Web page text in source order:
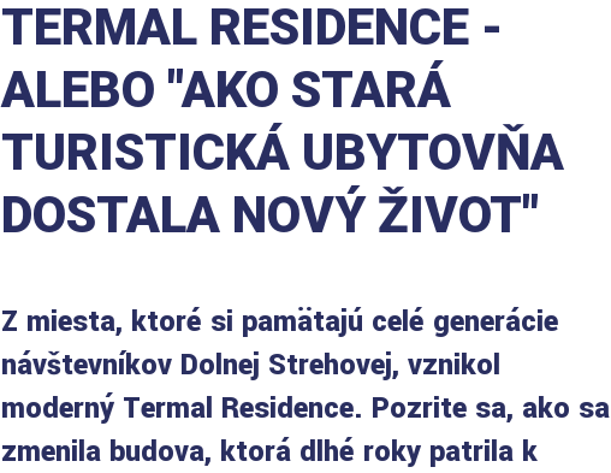
TERMAL RESIDENCE -
ALEBO "AKO STARÁ
TURISTICKÁ UBYTOVŇA
DOSTALA NOVÝ ŽIVOT"
Z miesta, ktoré si pamätajú celé generácie
návštevníkov Dolnej Strehovej, vznikol
moderný Termal Residence. Pozrite sa, ako sa
zmenila budova, ktorá dlhé roky patrila k